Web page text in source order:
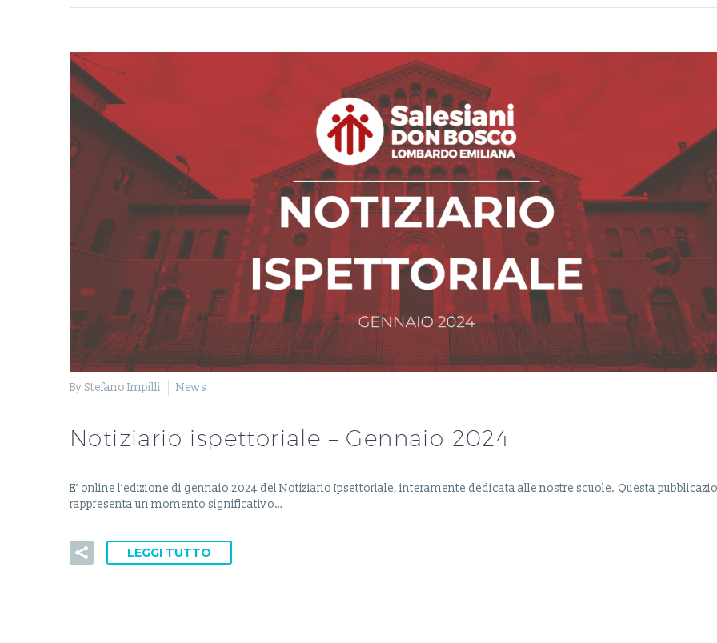
By Stefano Impilli News
Notiziario ispettoriale – Gennaio 2024
E’ online l’edizione di gennaio 2024 del Notiziario Ipsettoriale, interamente dedicata alle nostre scuole. Questa
rappresenta un momento significativo…
LEGGI TUTTO